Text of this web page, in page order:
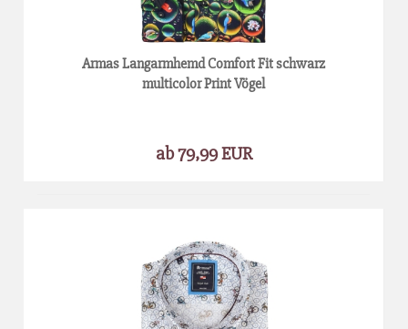
Armas Langarmhemd Comfort Fit schwarz
multicolor Print Vögel
ab 79,99 EUR